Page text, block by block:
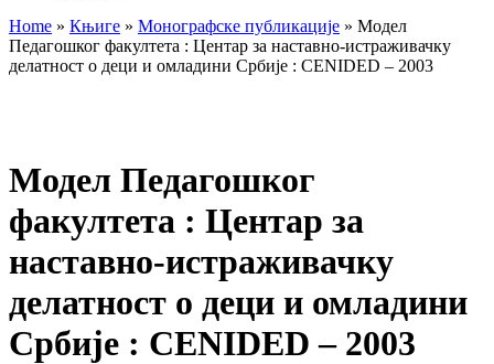
Home » Књиге » Монографске публикације » Модел
Педагошког факултета : Центар за наставно-истраживачку
делатност о деци и омладини Србије : CENIDED – 2003
Модел Педагошког
факултета : Центар за
наставно-истраживачку
делатност о деци и омладини
Србије : CENIDED – 2003